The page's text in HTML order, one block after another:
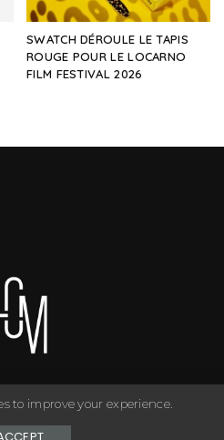
SWATCH DÉROULE LE TAPIS
ROUGE POUR LE LOCARNO
FILM FESTIVAL 2026
want in life if you dress for it. ©
Closet - 2024
to improve your experience.